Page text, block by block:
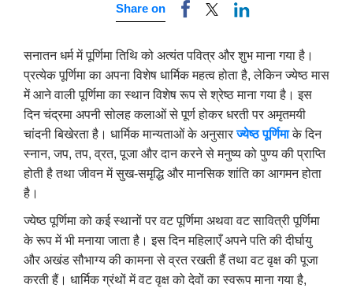
Share on
सनातन धर्म में पूर्णिमा तिथि को अत्यंत पवित्र और शुभ माना गया है।
प्रत्येक पूर्णिमा का अपना विशेष धार्मिक महत्व होता है, लेकिन ज्येष्ठ मास
में आने वाली पूर्णिमा का स्थान विशेष रूप से श्रेष्ठ माना गया है। इस
दिन चंद्रमा अपनी सोलह कलाओं से पूर्ण होकर धरती पर अमृतमयी
चांदनी बिखेरता है। धार्मिक मान्यताओं के अनुसारज्येष्ठ पूर्णिमाके दिन
स्नान, जप, तप, व्रत, पूजा और दान करने से मनुष्य को पुण्य की प्राप्ति
होती है तथा जीवन में सुख-समृद्धि और मानसिक शांति का आगमन होता
है।
ज्येष्ठ पूर्णिमा को कई स्थानों पर वट पूर्णिमा अथवा वट सावित्री पूर्णिमा
के रूप में भी मनाया जाता है। इस दिन महिलाएँ अपने पति की दीर्घायु
और अखंड सौभाग्य की कामना से व्रत रखती हैं तथा वट वृक्ष की पूजा
करती हैं। धार्मिक ग्रंथों में वट वृक्ष को देवों का स्वरूप माना गया है,